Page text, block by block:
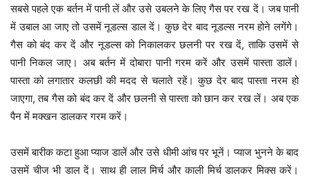
सबसे पहले एक बर्तन में पानी लें और उसे उबलने के लिए गैस पर रख दें। जब पानी
में उबाल आ जाए तो उसमें नूडल्स डाल दें। कुछ देर बाद नूडल्स नरम होने लगेंगे।
गैस को बंद कर दें और नूडल्स को निकालकर छलनी पर रख दें, ताकि उसमें से
पानी निकल जाए। अब बर्तन में दोबारा पानी गरम करें और उसमें पास्ता डालें।
पास्ता को लगातार कलछी की मदद से चलाते रहें। कुछ देर बाद पास्ता नरम हो
जाएगा, तब गैस को बंद कर दें और छलनी से पास्ता को छान कर रख लें। अब एक
पैन में मक्खन डालकर गरम करें।
उसमें बारीक कटा हुआ प्याज डालें और उसे धीमी आंच पर भूनें। प्याज भुनने के बाद
उसमें चीज भी डाल दें। साथ ही लाल मिर्च और काली मिर्च डालकर मिक्स करें।